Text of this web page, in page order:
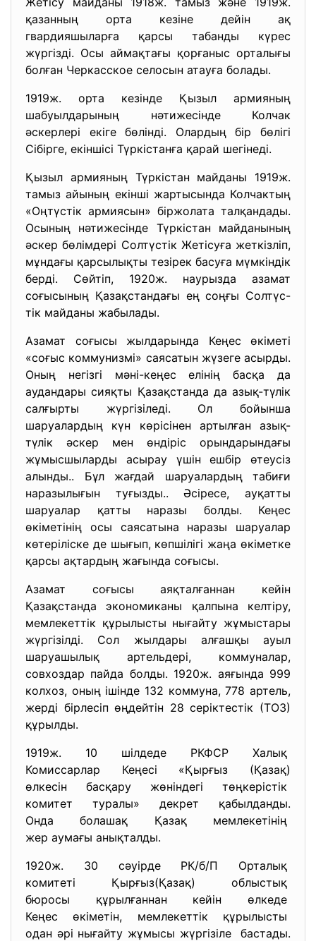
қазанның орта кезіне дейін ақ
гвардияшыларға қарсы табанды күрес
жүргізді. Осы аймақтағы қорғаныс орталығы
болған Черкасское селосын атауға болады.
1919ж. орта кезінде Қызыл армияның
шабуылдарының нәтижесінде Колчак
әскерлері екіге бөлінді. Олардың бір бөлігі
Сібірге, екіншісі Түркістанға қарай шегінеді.
Қызыл армияның Түркістан майданы 1919ж.
тамыз айының екінші жартысында Колчактың
«Оңтүстік армиясын» біржолата талқандады.
Осының нәтижесінде Түркістан майданының
әскер бөлімдері Солтүстік Жетісуға жеткізліп,
мұндағы қарсылықты тезірек басуға мүмкіндік
берді. Сөйтіп, 1920ж. наурызда азамат
соғысының Қазақстандағы ең соңғы Солтүс-
тік майданы жабылады.
Азамат соғысы жылдарында Кеңес өкіметі
«соғыс коммунизмі» саясатын жүзеге асырды.
Оның негізгі мәні-кеңес елінің басқа да
аудандары сияқты Қазақстанда да азық-түлік
салғырты жүргізіледі. Ол бойынша
шаруалардың күн көрісінен артылған азық-
түлік әскер мен өндіріс орындарындағы
жұмысшыларды асырау үшін ешбір өтеусіз
алынды.. Бұл жағдай шаруалардың табиғи
наразылығын туғызды.. Әсіресе, ауқатты
шаруалар қатты наразы болды. Кеңес
өкіметінің осы саясатына наразы шаруалар
көтеріліске де шығып, көпшілігі жаңа өкіметке
қарсы ақтардың жағында соғысы.
Азамат соғысы аяқталғаннан кейін
Қазақстанда экономиканы қалпына келтіру,
мемлекеттік құрылысты нығайту жұмыстары
жүргізілді. Сол жылдары алғашқы ауыл
шаруашылық артельдері, коммуналар,
совхоздар пайда болды. 1920ж. аяғында 999
колхоз, оның ішінде 132 коммуна, 778 артель,
жерді бірлесіп өңдейтін 28 серіктестік (ТОЗ)
құрылды.
1919ж. 10 шілдеде РКФСР Халық
Комиссарлар Кеңесі «Қырғыз (Қазақ)
өлкесін басқару жөніндегі төңкерістік
комитет туралы» декрет қабылданды.
Онда болашақ Қазақ мемлекетінің
жер аумағы анықталды.
1920ж. 30 сәуірде РК/б/П Орталық
комитеті Қырғыз(Қазақ) облыстық
бюросы құрылғаннан кейін өлкеде
Кеңес өкіметін, мемлекеттік құрылысты
одан әрі нығайту жұмысы жүргізіле бастады.